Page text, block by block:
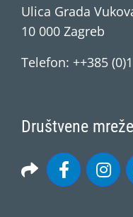
Ulica Grada
10 000 Zagreb
Telefon: ++385
Društvene mreže